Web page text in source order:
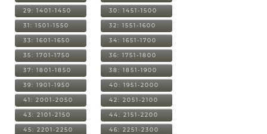
29: 1401-1450 30: 1451-1500
31: 1501-1550 32: 1551-1600
33: 1601-1650 34: 1651-1700
35: 1701-1750 36: 1751-1800
37: 1801-1850 38: 1851-1900
39: 1901-1950 40: 1951-2000
41: 2001-2050 42: 2051-2100
43: 2101-2150 44: 2151-2200
45: 2201-2250 46: 2251-2300